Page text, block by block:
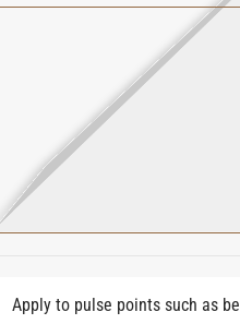
Apply to pulse points such as